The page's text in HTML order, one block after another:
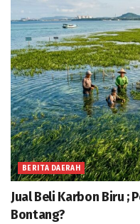
BERITA DAERAH
Jual Beli Karbon Biru ;
Bontang?